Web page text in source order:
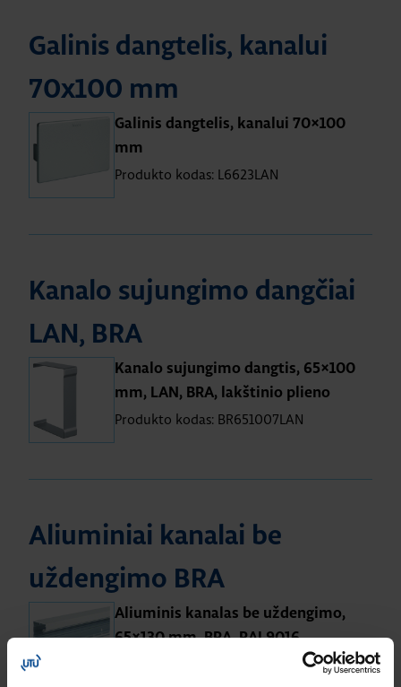
Galinis dangtelis, kanalui
70x100 mm
Galinis dangtelis, kanalui 70×100
mm
Produkto kodas: L6623LAN
Kanalo sujungimo dangčiai
LAN, BRA
Kanalo sujungimo dangtis, 65×100
mm, LAN, BRA, lakštinio plieno
Produkto kodas: BR651007LAN
Aliuminiai kanalai be
uždengimo BRA
Aliuminis kanalas be uždengimo,
65×130 mm, BRA, RAL9016
Produkto kodas: BRA6513019016